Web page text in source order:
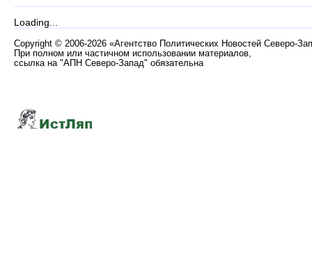
Loading...
Copyright © 2006-2026 «Агентство Политических Новостей Северо-
При полном или частичном использовании материалов,
ссылка на "АПН Северо-Запад" обязательна